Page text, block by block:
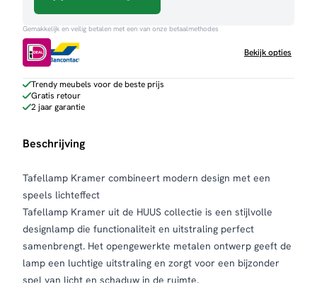
Gemakkelijk en veilig betalen met een van onze betaalmethodes
Bekijk opties
Trendy meubels voor de beste prijs
Gratis retour
2 jaar garantie
Beschrijving
Tafellamp Kramer combineert modern design met een
speels lichteffect
Tafellamp Kramer uit de HUUS collectie is een stijlvolle
designlamp die functionaliteit en uitstraling perfect
samenbrengt. Het opengewerkte metalen ontwerp geeft de
lamp een luchtige uitstraling en zorgt voor een bijzonder
spel van licht en schaduw in de ruimte.